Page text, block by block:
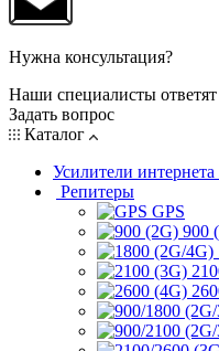
Нужна консультация?
Наши специалисты
Задать вопрос
Каталог
Усилители
Репитеры
GPS
900